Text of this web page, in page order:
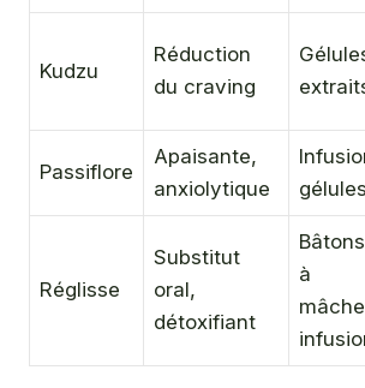
Kudzu
Réduction
du craving
Passiflore
Apaisante,
anxiolytique
gélules
Réglisse
Substitut
oral,
détoxifiant
Bâtons
à